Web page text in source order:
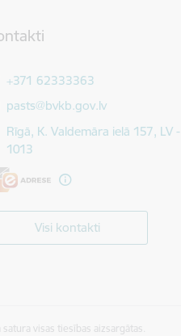
+371 62333363
E-pasts:
pasts@bvkb.gov.lv
Rīgā, K. Valdemāra ielā 157, LV -
1013
Visi kontakti
visas tiesības aizsargātas.